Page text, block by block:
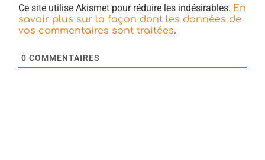
Ce site utilise Akismet pour réduire les indésirables. En
savoir plus sur la façon dont les données de
vos commentaires sont traitées.
0 COMMENTAIRES